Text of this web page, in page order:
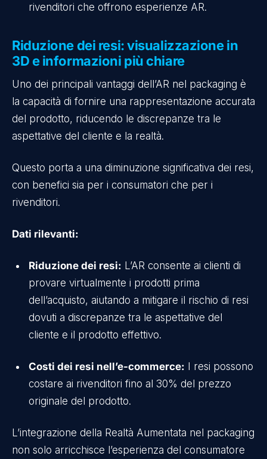
rivenditori che offrono esperienze AR.
Riduzione dei resi: visualizzazione in
3D e informazioni più chiare
Uno dei principali vantaggi dell’AR nel packaging è
la capacità di fornire una rappresentazione accurata
del prodotto, riducendo le discrepanze tra le
aspettative del cliente e la realtà.
Questo porta a una diminuzione significativa dei resi,
con benefici sia per i consumatori che per i
rivenditori.
Dati rilevanti:
Riduzione dei resi: L’AR consente ai clienti di
provare virtualmente i prodotti prima
dell’acquisto, aiutando a mitigare il rischio di resi
dovuti a discrepanze tra le aspettative del
cliente e il prodotto effettivo.
Costi dei resi nell’e-commerce: I resi possono
costare ai rivenditori fino al 30% del prezzo
originale del prodotto.
L’integrazione della Realtà Aumentata nel packaging
non solo arricchisce l’esperienza del consumatore